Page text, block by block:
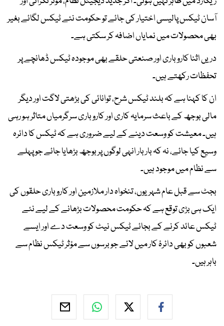
آسان ٹیکس پالیسی اختیار کی جائے تو حکومت نئے ٹیکس لگائے بغیر
بھی محصولات میں نمایاں اضافہ کر سکتی ہے۔
دریں اثنا کاروباری اور صنعتی حلقے بھی موجودہ ٹیکس ڈھانچے پر
تحفظات رکھتے ہیں۔
ان کا کہنا ہے کہ بلند ٹیکس شرح، توانائی کی بڑھتی لاگت اور دیگر
مالی بوجھ کے باعث سرمایہ کاری اور کاروباری سرگرمیاں متاثر ہو رہی
ہیں۔ معیشت کو وسعت دینے کے لیے ضروری ہے کہ ٹیکس کا دائرہ
وسیع کیا جائے، نہ کہ بار بار انہی لوگوں پر بوجھ بڑھایا جائے جو پہلے
سے نظام میں موجود ہیں۔
بجٹ سے قبل عام شہریوں، تنخواہ دار ملازمین اور کاروباری حلقوں کی
ایک ہی بڑی توقع ہے کہ حکومت محصولات بڑھانے کے لیے نئے
ٹیکس عائد کرنے کے بجائے ٹیکس نیٹ کو وسعت دے اور ایسے
شعبوں کو بھی دائرۂ کار میں لائے جو برسوں سے مؤثر ٹیکس نظام سے
باہر ہیں۔